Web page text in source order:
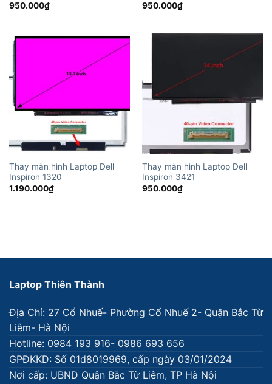
950.000₫
950.000₫
Thay màn hình Laptop Dell
Inspiron 1320
1.190.000₫
Thay màn hình Laptop Dell
Inspiron 3421
950.000₫
Laptop Thiên Thành
Địa Chỉ: 27 Cổ Nhuế- Phường Cổ Nhuế 2- Quận Bắc Từ
Liêm- Hà Nội
Hotline: 0984 193 916- 0986 693 656
GPĐKKD: Số 01d8019969, cấp ngày 03/01/2024
Nơi cấp: UBND Quận Bắc Từ Liêm, TP Hà Nội